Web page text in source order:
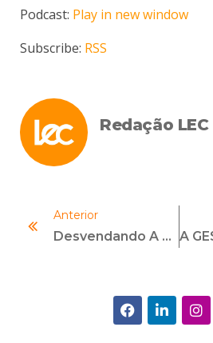
áudio
Podcast: Play in new window
Subscribe: RSS
Redação LEC
Anterior
Desvendando A LGPD E Seus Impactos Nas Empresas